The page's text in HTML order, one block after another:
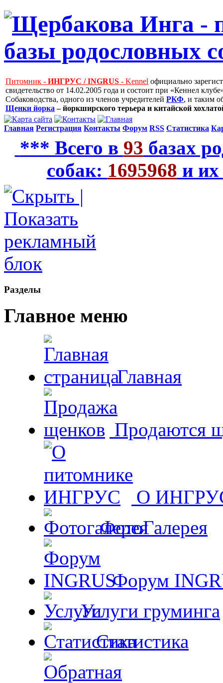
Питомник - ИНГРУС / INGRUS - Kennel официально
свидетельство от 14.02.2005 года и состоит при «Кеннел
Собаководства, одного из членов учредителей РКФ, и таким
Щенки йорка – йоркширского терьера и китайской
Главная Регистрация Контакты Форум RSS Статистика
*** Всего в 93 базах
собак: 1695968 и
Рaзделы
Главное меню
Главная
Продаются
О
ФотоГалерея
Форум
Услуги груминга
Статистика